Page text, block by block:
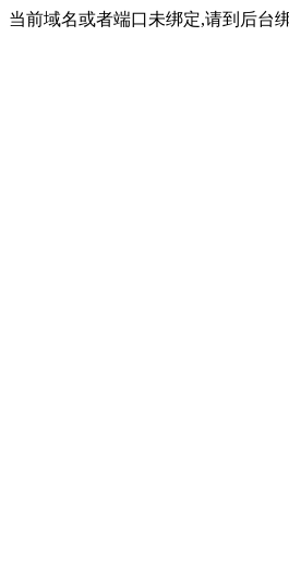
当前域名或者端口未绑定,请到后台